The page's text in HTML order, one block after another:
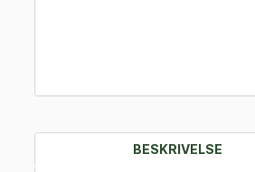
BESKRIVELSE